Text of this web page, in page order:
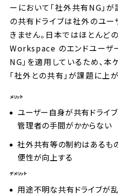
ーにおいて「社外共有NG」
の共有ドライブは社外のユー
きません。日本ではほとん
Workspace のエンドユーザ
NG」を適用しているため、本
「社外との共有」が課題に上
メリット
ユーザー自身が共有ドライ
管理者の手間がかからない
社外共有等の制約はあるも
便性が向上する
デメリット
用途不明な共有ドライブが